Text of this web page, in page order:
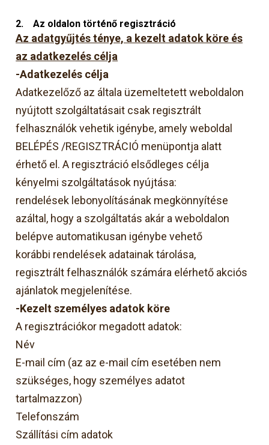
2.Az oldalon történő regisztráció
Az adatgyűjtés ténye, a kezelt adatok köre és
az adatkezelés célja
-Adatkezelés célja
Adatkezelőző az általa üzemeltetett weboldalon
nyújtott szolgáltatásait csak regisztrált
felhasználók vehetik igénybe, amely weboldal
BELÉPÉS /REGISZTRÁCIÓ menüpontja alatt
érhető el. A regisztráció elsődleges célja
kényelmi szolgáltatások nyújtása:
rendelések lebonyolításának megkönnyítése
azáltal, hogy a szolgáltatás akár a weboldalon
belépve automatikusan igénybe vehető
korábbi rendelések adatainak tárolása,
regisztrált felhasználók számára elérhető akciós
ajánlatok megjelenítése.
-Kezelt személyes adatok köre
A regisztrációkor megadott adatok:
Név
E-mail cím (az az e-mail cím esetében nem
szükséges, hogy személyes adatot
tartalmazzon)
Telefonszám
Szállítási cím adatok